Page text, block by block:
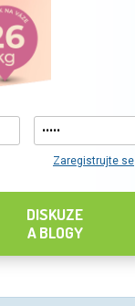
Zaregistrujte se
DISKUZE
A BLOGY